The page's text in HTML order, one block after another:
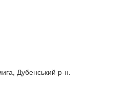
Дубенський р-н.